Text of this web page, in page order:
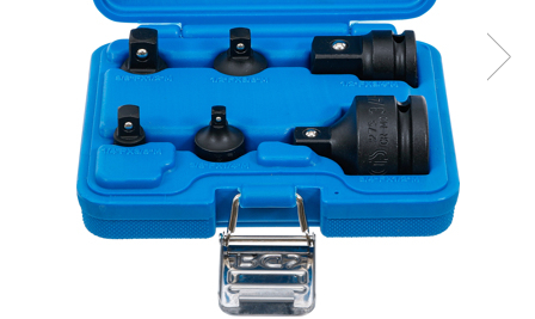
Schimb Ulei
Dispozitiv de testare
Dispozitive pentru anvelope
Gresoare
Alternator, Fulie
Scule Fixare Distributie
Alfa Romeo